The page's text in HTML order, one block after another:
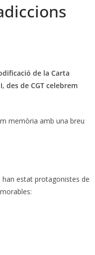
de la Carta
des de CGT celebrem
memòria amb una breu
han estat protagonistes de